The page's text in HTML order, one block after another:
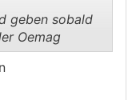
geben sobald
Oemag
Montag